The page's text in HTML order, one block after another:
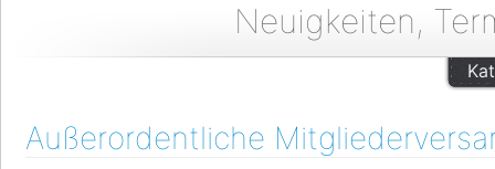
Neuigkeiten,
Außerordentliche